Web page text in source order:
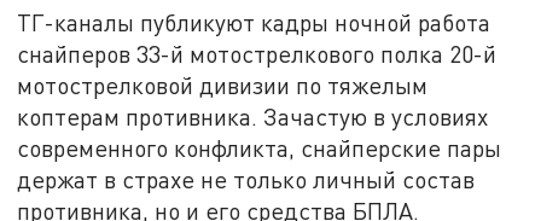
ТГ-каналы публикуют кадры ночной работа
снайперов 33-й мотострелкового полка 20-й
мотострелковой дивизии по тяжелым
коптерам противника. Зачастую в условиях
современного конфликта, снайперские пары
держат в страхе не только личный состав
противника, но и его средства БПЛА.